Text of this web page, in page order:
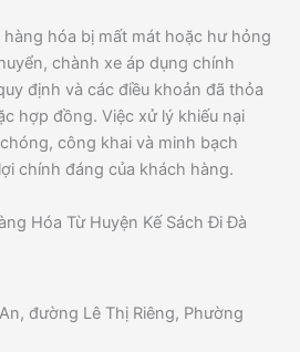
hóa bị mất mát hoặc hư hỏng
chành xe áp dụng chính
định và các điều khoản đã thỏa
hợp đồng. Việc xử lý khiếu nại
công khai và minh bạch
chính đáng của khách hàng.
Hóa Từ Huyện Kế Sách Đi Đà
đường Lê Thị Riêng, Phường